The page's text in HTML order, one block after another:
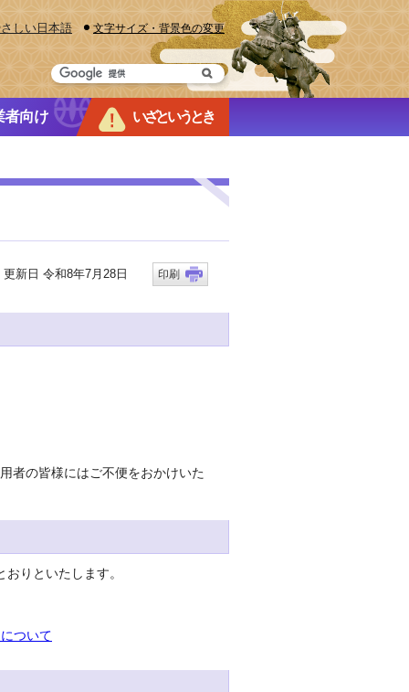
しい日本語 文字サイズ・背景色の変更
者向け いざというとき
新日 令和8年7月28日 印刷
者の皆様にはご不便をおかけいた
りといたします。
ついて